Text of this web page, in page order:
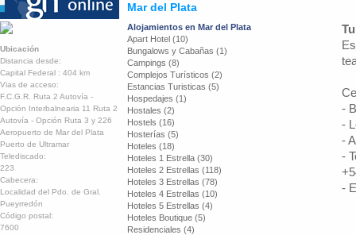
Mar del Plata
Ubicación
Distancia desde:
Capital Federal : 404 km
Vias de acceso:
F.C.G.R. Ruta 2 Autovía -
Opción Interbalnearia 11 Ruta 2
Autovía - Opción Ruta 3 y 226
Aeropuerto de Mar del Plata
Puerto de Ultramar
Telediscado:
223
Cabecera:
Localidad del Pdo. de Gral.
Pueyrredón
Código postal:
7600
Alojamientos en Mar del Plata
Apart Hotel (10)
Bungalows y Cabañas (1)
Campings (8)
Complejos Turísticos (2)
Estancias Turisticas (5)
Hospedajes (1)
Hostales (2)
Hostels (16)
Hosterías (5)
Hoteles (18)
Hoteles 1 Estrella (30)
Hoteles 2 Estrellas (118)
Hoteles 3 Estrellas (78)
Hoteles 4 Estrellas (10)
Hoteles 5 Estrellas (4)
Hoteles Boutique (5)
Residenciales (4)
-
-
-
-
-